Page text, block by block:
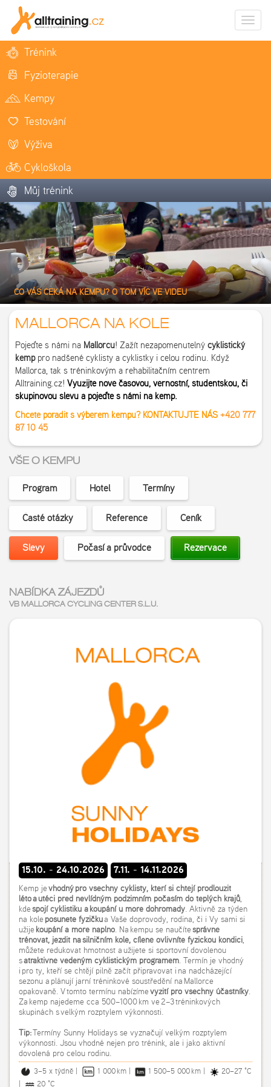
Trénink
Fyzioterapie
Kempy
Testování
Výživa
Cykloškola
Můj trénink
CO VÁS ČEKÁ NA KEMPU? O TOM VÍC VE VIDEU
MALLORCA NA KOLE
Pojeďte s námi na Mallorcu! Zažít nezapomenutelnýcyklistický
kemppro nadšené cyklisty a cyklistky i celou rodinu. Když
Mallorca, tak s tréninkovým a rehabilitačním centrem
Alltraining.cz! Využijte nově časovou, věrnostní, studentskou, či
skupinovou slevu a pojeďte s námi na kemp.
Chcete poradit s výběrem kempu? KONTAKTUJTE NÁS+420 777
87 10 45
VŠE O KEMPU
Program Hotel Termíny
Časté otázky Reference Ceník
Slevy Počasí a průvodce Rezervace
NABÍDKA ZÁJEZDŮ
VB MALLORCA CYCLING CENTER S.L.U.
15.10. - 24.10.2026 7.11. - 14.11.2026
Kemp jevhodný pro všechny cyklisty, kteří si chtějí prodloužit
léto a utéci před nevlídným podzimním počasím do teplých krajů,
kdespojí cyklistiku a koupání u moře dohromady. Aktivně za týden
na koleposunete fyzičkua Vaše doprovody, rodina, či i Vy sami si
užijekoupání a moře naplno. Na kempu se naučítesprávně
trénovat, jezdit na silničním kole, cíleně ovlivníte fyzickou kondici,
můžete redukovat hmotnost a užijete si sportovní dovolenou
satraktivně vedeným cyklistickým programem. Termín je vhodný
i pro ty, kteří se chtějí pilně začít připravovat i na nadcházející
sezonu a plánují jarní tréninkové soustředění na Mallorce
opakovaně. V tomto termínu nabízímevyžití pro všechny účastníky.
Za kemp najedeme cca 500–1000 km ve 2–3 tréninkových
skupinách s velkým rozptylem výkonnosti.
Tip:Termíny Sunny Holidays se vyznačují velkým rozptylem
výkonnosti. Jsou vhodné nejen pro trénink, ale i jako aktivní
dovolená pro celou rodinu.
3–5 x týdně | 1 000 km | 1 500–5 000 km |
20–27 °C
|
20 °C